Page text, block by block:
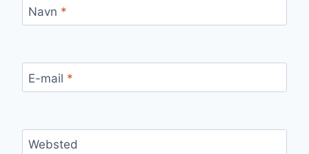
Navn *
E-mail *
Websted